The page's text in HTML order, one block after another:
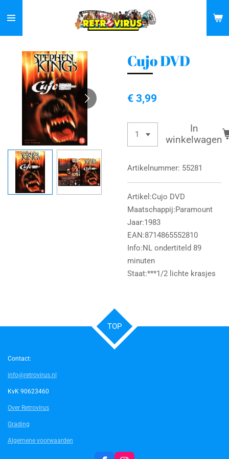
direct
naar
hoofdinhoud
Cujo DVD
€ 3,99
In
winkelwagen
Artikelnummer: 55281
Artikel:Cujo DVD
Maatschappij:Paramount
Jaar:1983
EAN:8714865552810
Info:NL ondertiteld 89
minuten
Staat:***1/2 lichte krasjes
TOP
Contact:
info@retrovirus.nl
KvK 90623460
Over Retrovirus
Grading
Algemene voorwaarden